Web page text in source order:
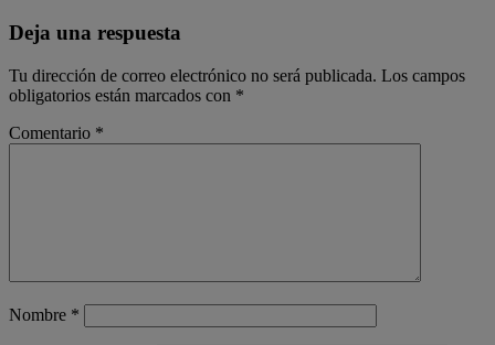
Deja una respuesta
Tu dirección de correo electrónico no será publicada. Los campos
obligatorios están marcados con *
Comentario *
Nombre *